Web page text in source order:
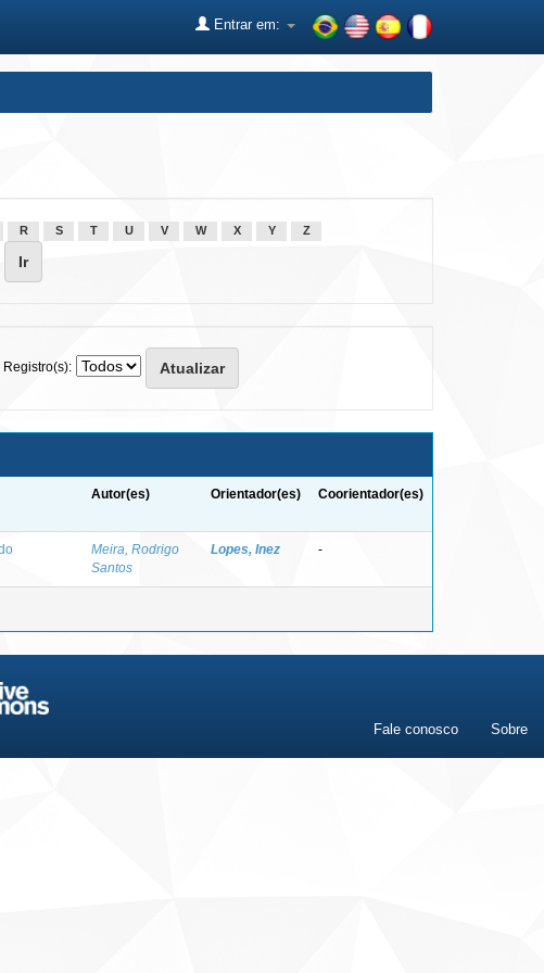
Entrar em:
R S T U V W X Y Z
Registro(s):
Autor(es) Orientador(es) Coorientador(es)
Meira, Rodrigo
Santos
Lopes, Inez -
Fale conosco Sobre